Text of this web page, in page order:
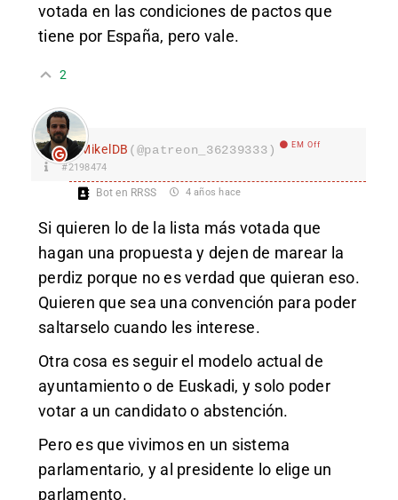
votada en las condiciones de pactos que
tiene por España, pero vale.
2
MikelDB (@patreon_36239333) EM Off
#2198474
Bot en RRSS 4 años hace
Si quieren lo de la lista más votada que
hagan una propuesta y dejen de marear la
perdiz porque no es verdad que quieran eso.
Quieren que sea una convención para poder
saltarselo cuando les interese.
Otra cosa es seguir el modelo actual de
ayuntamiento o de Euskadi, y solo poder
votar a un candidato o abstención.
Pero es que vivimos en un sistema
parlamentario, y al presidente lo elige un
parlamento.